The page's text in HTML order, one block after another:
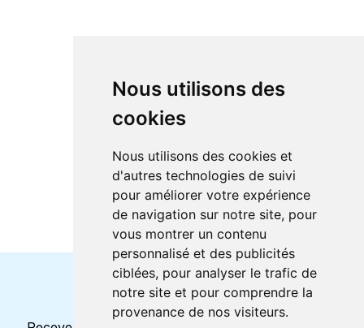
Nous utilisons des
cookies
Nous utilisons des cookies et
d'autres technologies de suivi
pour améliorer votre expérience
de navigation sur notre site, pour
vous montrer un contenu
personnalisé et des publicités
ciblées, pour analyser le trafic de
notre site et pour comprendre la
provenance de nos visiteurs.
Horaires et offres actuels